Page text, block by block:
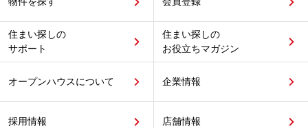
住まい探しの
サポート
住まい探しの
お役立ちマガジン
オープンハウスについて 企業情報
採用情報 店舗情報